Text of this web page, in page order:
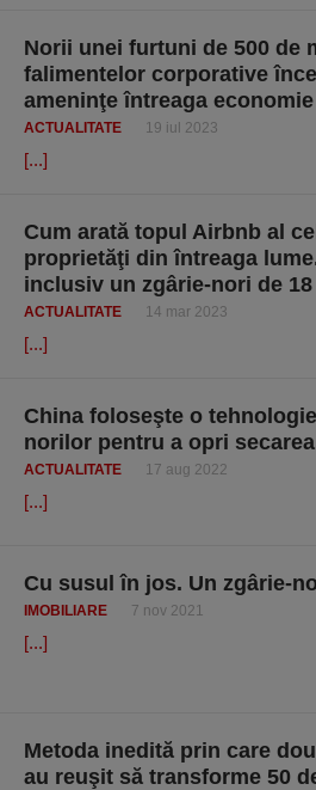
Norii unei furtuni de 500 de
falimentelor corporative
ameninţe întreaga
ACTUALITATE 19 iul 2023
[...]
Cum arată topul Airbnb al
proprietăţi din întreaga
inclusiv un zgârie-nori de
ACTUALITATE 14 mar 2023
[...]
China foloseşte o
norilor pentru a opri
ACTUALITATE 17 aug 2022
[...]
Cu susul în jos. Un zgârie-
IMOBILIARE 7 nov 2021
[...]
Metoda inedită prin care
au reuşit să transforme 50